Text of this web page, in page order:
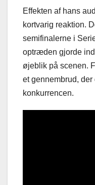
Effekten af hans
kortvarig reaktion.
semifinalerne i
optræden gjorde
øjeblik på scenen.
et gennembrud,
konkurrencen.